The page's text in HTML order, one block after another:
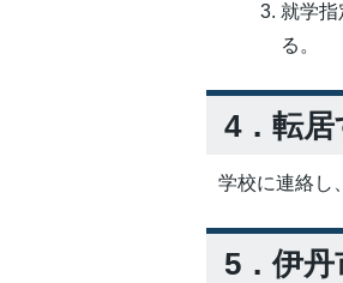
就学
る。
4．転
学校に連絡し
5．伊